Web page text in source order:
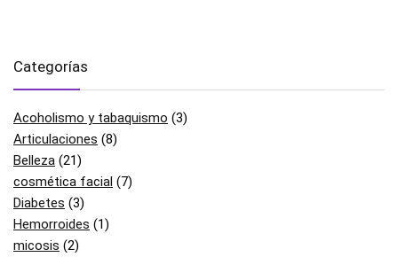
Categorías
Acoholismo y tabaquismo (3)
Articulaciones (8)
Belleza (21)
cosmética facial (7)
Diabetes (3)
Hemorroides (1)
micosis (2)